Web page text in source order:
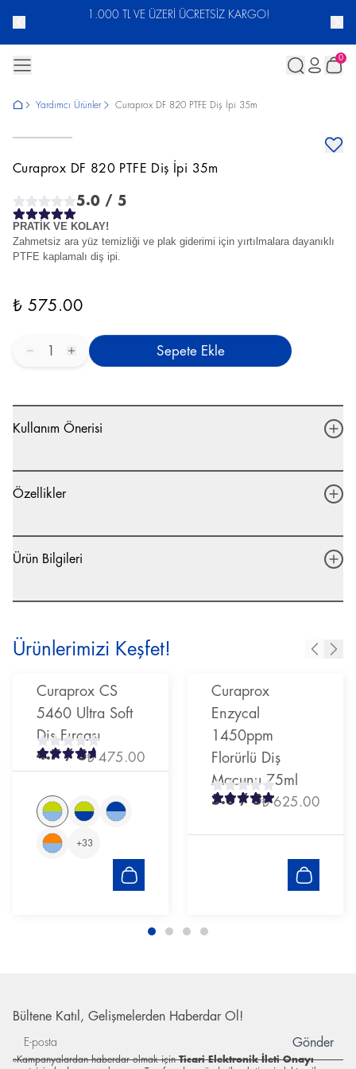
1.000 TL VE ÜZERİ ÜCRETSİZ KARGO!
0
Yardımcı Ürünler Curaprox DF 820 PTFE Diş İpi 35m
Curaprox DF 820 PTFE Diş İpi 35m
5.0 / 5
PRATİK VE KOLAY!
Zahmetsiz ara yüz temizliği ve plak giderimi için yırtılmalara dayanıklı
PTFE kaplamalı diş ipi.
₺ 575.00
1 Sepete Ekle
Kullanım Önerisi
Özellikler
Ürün Bilgileri
Ürünlerimizi Keşfet!
Curaprox CS
5460 Ultra Soft
Diş Fırçası
4.7/ 5₺ 475.00
+33
Curaprox
Enzycal
1450ppm
Florürlü Diş
Macunu 75ml
5.0/ 5₺ 625.00
Bültene Katıl, Gelişmelerden Haberdar Ol!
Gönder
Kampanyalardan haberdar olmak için Ticari Elektronik İleti Onayı